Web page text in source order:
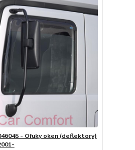
- Ofuky oken (deflektory)